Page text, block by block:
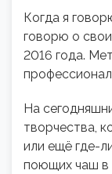
Когда я
говорю о
2016 года.
На
творчества,
или ещё где-
поющих чаш в